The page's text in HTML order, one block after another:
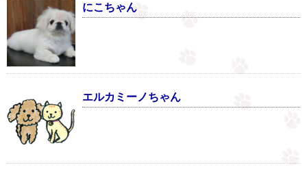
にこちゃん
エルカミーノちゃん